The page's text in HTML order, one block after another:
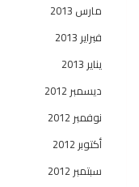
مارس 2013
فبراير 2013
يناير 2013
ديسمبر 2012
نوفمبر 2012
أكتوبر 2012
سبتمبر 2012